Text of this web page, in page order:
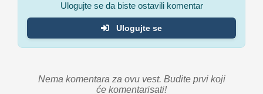
Ulogujte se da biste ostavili komentar
Ulogujte se
Nema komentara za ovu vest. Budite prvi koji
će komentarisati!